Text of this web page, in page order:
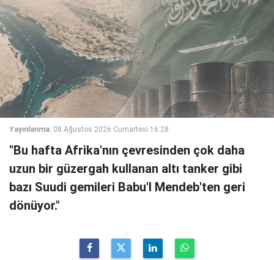
Yayınlanma: 08 Ağustos 2026 Cumartesi 16:28
"Bu hafta Afrika'nın çevresinden çok daha
uzun bir güzergah kullanan altı tanker gibi
bazı Suudi gemileri Babu'l Mendeb'ten geri
dönüyor."